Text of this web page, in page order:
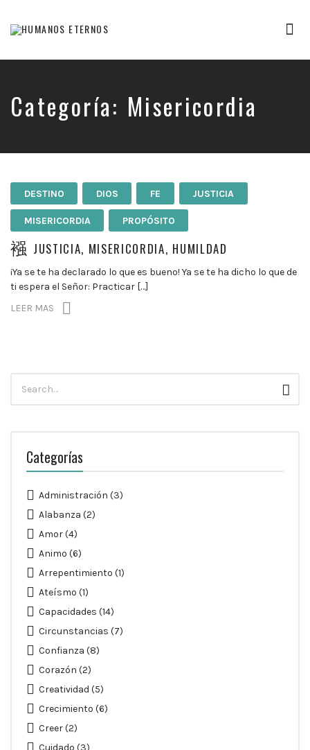
humanos,
nos
creó
Categoría: Misericordia
DESTINO DIOS FE JUSTICIA
MISERICORDIA PROPÓSITO
JUSTICIA, MISERICORDIA, HUMILDAD
¡Ya se te ha declarado lo que es bueno! Ya se te ha dicho lo que de
ti espera el Señor: Practicar […]
LEER MAS
para:
Categorías
Administración (3)
Alabanza (2)
Amor(4)
Animo (6)
Arrepentimiento (1)
Ateísmo (1)
Capacidades (14)
Circunstancias (7)
Confianza (8)
Corazón (2)
Creatividad (5)
Crecimiento (6)
Creer(2)